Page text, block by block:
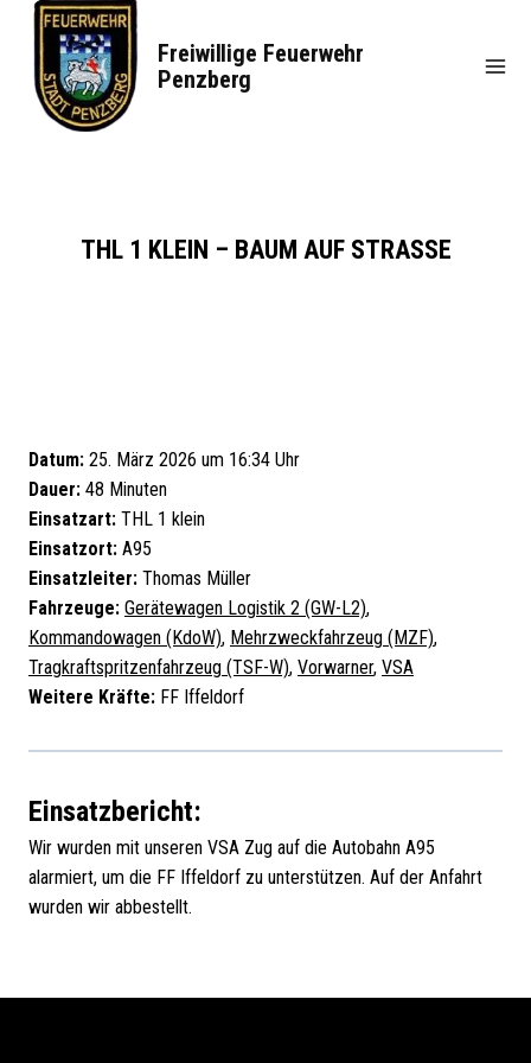
springen
Freiwillige Feuerwehr
Penzberg
THL 1 KLEIN – BAUM AUF STRASSE
Datum: 25. März 2026 um 16:34 Uhr
Dauer: 48 Minuten
Einsatzart: THL 1 klein
Einsatzort: A95
Einsatzleiter: Thomas Müller
Fahrzeuge: Gerätewagen Logistik 2 (GW-L2),
Kommandowagen (KdoW), Mehrzweckfahrzeug (MZF),
Tragkraftspritzenfahrzeug (TSF-W), Vorwarner, VSA
Weitere Kräfte: FF Iffeldorf
Einsatzbericht:
Wir wurden mit unseren VSA Zug auf die Autobahn A95
alarmiert, um die FF Iffeldorf zu unterstützen. Auf der Anfahrt
wurden wir abbestellt.